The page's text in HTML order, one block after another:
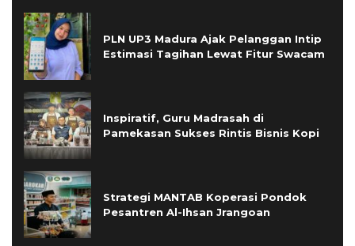
PLN UP3 Madura Ajak Pelanggan Intip
Estimasi Tagihan Lewat Fitur Swacam
Inspiratif, Guru Madrasah di
Pamekasan Sukses Rintis Bisnis Kopi
Strategi MANTAB Koperasi Pondok
Pesantren Al-Ihsan Jrangoan